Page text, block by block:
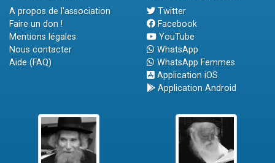
A propos de l'association
Faire un don !
Mentions légales
Nous contacter
Aide (FAQ)
Twitter
Facebook
YouTube
WhatsApp
WhatsApp Femmes
Application iOS
Application Android